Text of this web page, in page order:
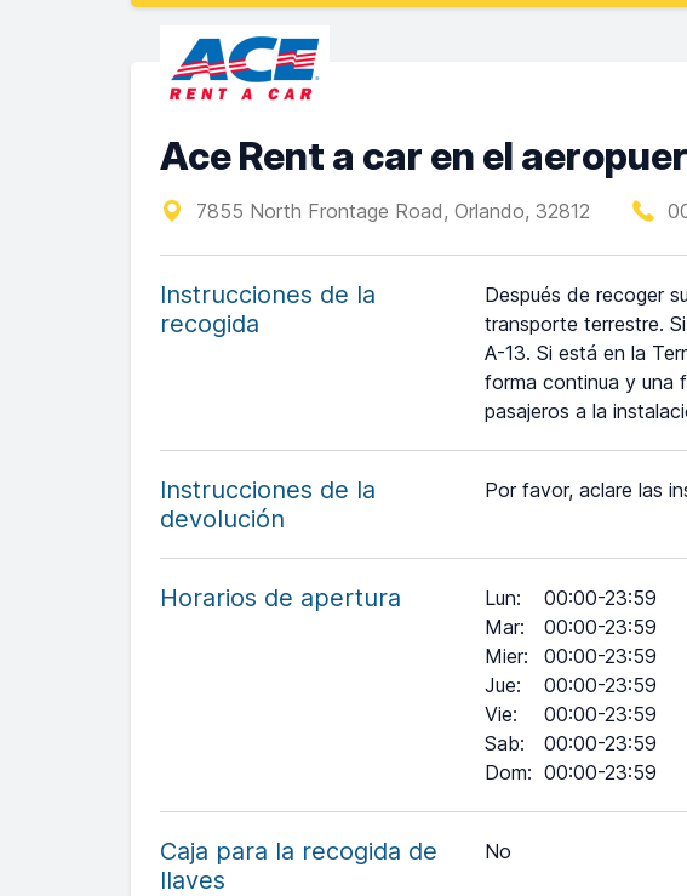
Ace Rent a car en el
7855 North Frontage Road, Orlando, 32812
Instrucciones de la
recogida
Después de recoger
transporte terrestre.
A-13. Si está en la
forma continua y una
pasajeros a la
Instrucciones de la
devolución
Por favor, aclare las
Horarios de apertura Lun:
00:00-23:59
Mar:
00:00-23:59
Mier:
00:00-23:59
Jue:
00:00-23:59
Vie:
00:00-23:59
Sab:
00:00-23:59
Dom: 00:00-23:59
Caja para la recogida de
llaves
No